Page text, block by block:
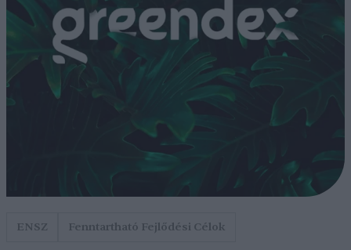
ENSZ Fenntartható Fejlődési Célok